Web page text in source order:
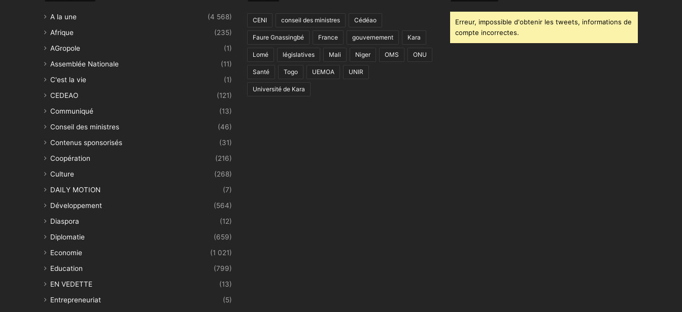
A la une
(4 568)
Afrique
(235)
AGropole
(1)
Assemblée Nationale
(11)
C'est la vie
(1)
CEDEAO
(121)
Communiqué
(13)
Conseil des ministres
(46)
Contenus sponsorisés
(31)
Coopération
(216)
Culture
(268)
DAILY MOTION
(7)
Développement
(564)
Diaspora
(12)
Diplomatie
(659)
Economie
(1 021)
Education
(799)
EN VEDETTE
(13)
Entrepreneuriat
(5)
CENI conseil des ministres Cédéao
Faure Gnassingbé France gouvernement Kara
Lomé législatives Mali Niger OMS ONU
Santé Togo UEMOA UNIR
Université de Kara
Erreur, impossible d'obtenir les tweets, informations de
compte incorrectes.